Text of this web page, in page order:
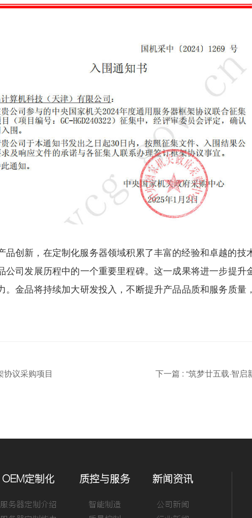
品创新，在定制化服务器领域积累了丰富的经验和卓越的技
公司发展历程中的一个重要里程碑。这一成果将进一步提升
。金品将持续加大研发投入，不断提升产品品质和服务质
议采购项目 下一篇 : “筑梦廿五载·智
OEM定制化
服务器定制介绍
质控与服务
智能制造
新闻资讯
公司新闻